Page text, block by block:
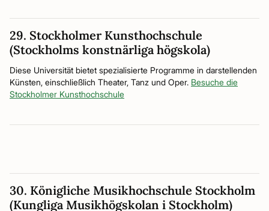
29. Stockholmer Kunsthochschule
(Stockholms konstnärliga högskola)
Diese Universität bietet spezialisierte Programme in darstellenden
Künsten, einschließlich Theater, Tanz und Oper. Besuche die
Stockholmer Kunsthochschule
30. Königliche Musikhochschule Stockholm
(Kungliga Musikhögskolan i Stockholm)